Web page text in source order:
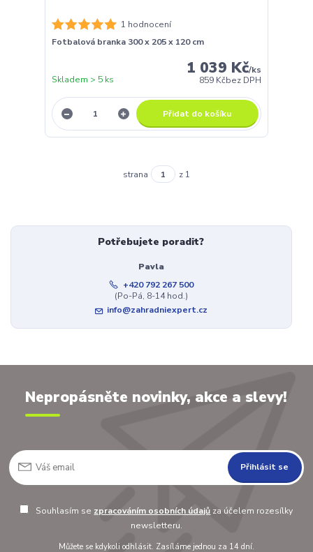
1 hodnocení
Fotbalová branka 300 x 205 x 120 cm
1 039 Kč/ks
859 Kčbez DPH
Skladem > 5 ks
Přidat do košíku
strana z 1
Potřebujete poradit?
Pavla
+420 792 267 500
(Po-Pá, 8-14 hod.)
info@zahradniexpert.cz
Nepropásněte novinky, akce a slevy!
Přihlásit se
Souhlasím se zpracováním osobních údajů za účelem rozesílky
newsletteru.
Můžete se kdykoli odhlásit. Zasíláme jednou za 14 dní.